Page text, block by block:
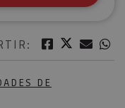
Facebook
Twitter
DE